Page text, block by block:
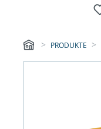
PRODUKTE